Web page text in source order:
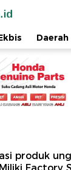
Utara
Daerah
produk
Factory